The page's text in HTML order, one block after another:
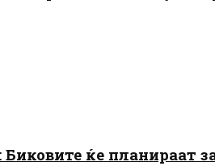
Биковите ќе планираат